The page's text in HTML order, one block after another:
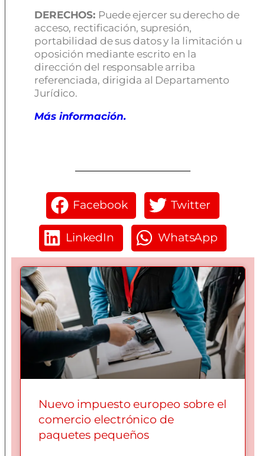
DERECHOS: Puede ejercer su derecho de
acceso, rectificación, supresión,
portabilidad de sus datos y la limitación u
oposición mediante escrito en la
dirección del responsable arriba
referenciada, dirigida al Departamento
Jurídico.
Más información.
Facebook Twitter
LinkedIn WhatsApp
Nuevo impuesto europeo sobre el
comercio electrónico de
paquetes pequeños